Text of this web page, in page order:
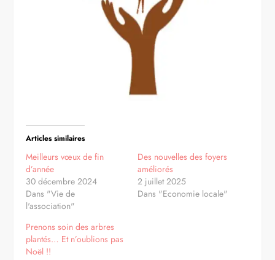
Articles similaires
Meilleurs vœux de fin
d’année
30 décembre 2024
Dans "Vie de
l'association"
Des nouvelles des foyers
améliorés
2 juillet 2025
Dans "Economie locale"
Prenons soin des arbres
plantés… Et n’oublions pas
Noël !!